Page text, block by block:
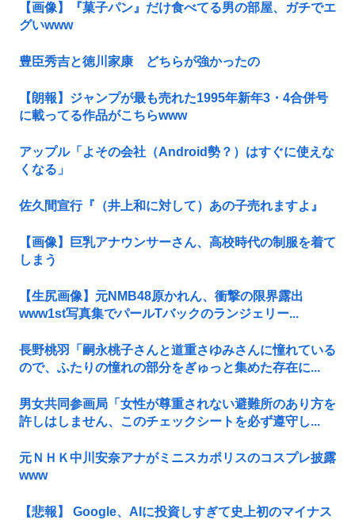
【画像】『菓子パン』だけ食べてる男の部屋、ガチでエ
グいwww
豊臣秀吉と徳川家康 どちらが強かったの
【朗報】ジャンプが最も売れた1995年新年3・4合併号
に載ってる作品がこちらwww
アップル「よその会社（Android勢？）はすぐに使えな
くなる」
佐久間宣行『（井上和に対して）あの子売れますよ』
【画像】巨乳アナウンサーさん、高校時代の制服を着て
しまう
【生尻画像】元NMB48原かれん、衝撃の限界露出
www1st写真集でパールTバックのランジェリー...
長野桃羽「嗣永桃子さんと道重さゆみさんに憧れている
ので、ふたりの憧れの部分をぎゅっと集めた存在に...
男女共同参画局「女性が尊重されない避難所のあり方を
許しはしません、このチェックシートを必ず遵守し...
元ＮＨＫ中川安奈アナがミニスカポリスのコスプレ披露
www
【悲報】 Google、AIに投資しすぎて史上初のマイナス